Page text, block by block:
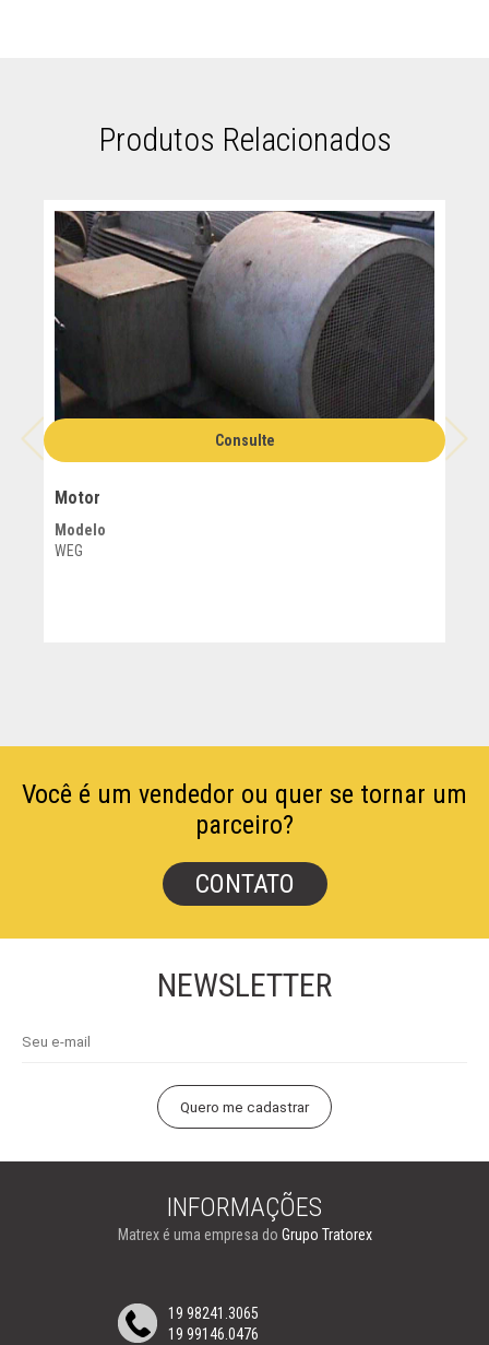
Produtos Relacionados
Consulte
Motor
Modelo
WEG
Você é um vendedor ou quer se tornar um
parceiro?
CONTATO
NEWSLETTER
INFORMAÇÕES
Matrex é uma empresa do Grupo Tratorex
19 98241.3065
19 99146.0476